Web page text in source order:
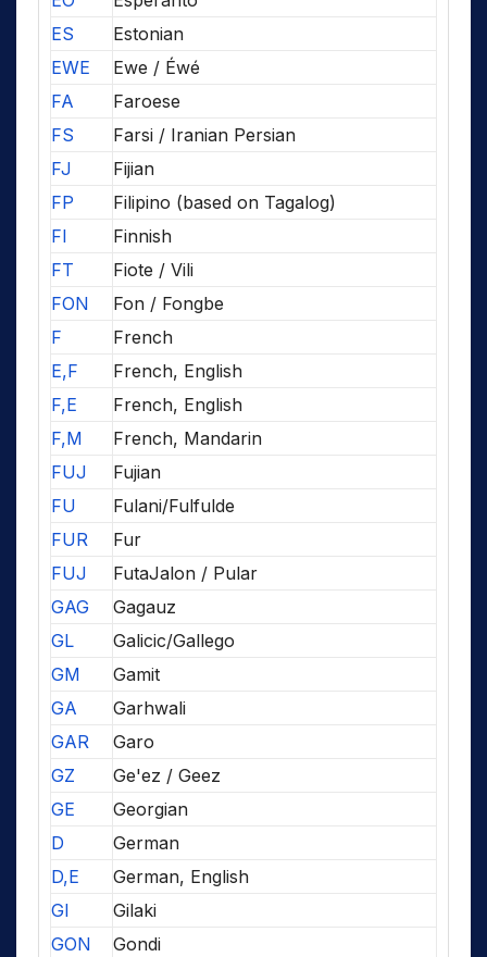
ES
Estonian
EWE
Ewe / Éwé
FA
Faroese
FS
Farsi / Iranian Persian
FJ
Fijian
FP
Filipino (based on Tagalog)
FI
Finnish
FT
Fiote / Vili
FON
Fon / Fongbe
F
French
E,F
French, English
F,E
French, English
F,M
French, Mandarin
FUJ
Fujian
FU
Fulani/Fulfulde
FUR
Fur
FUJ
FutaJalon / Pular
GAG
Gagauz
GL
Galicic/Gallego
GM
Gamit
GA
Garhwali
GAR
Garo
GZ
Ge'ez / Geez
GE
Georgian
D
German
D,E
German, English
GI
Gilaki
GON
Gondi